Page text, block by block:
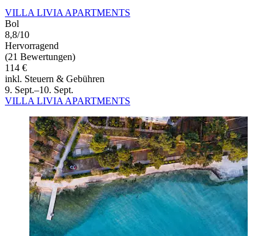
VILLA LIVIA APARTMENTS
Bol
8,8/10
Hervorragend
(21 Bewertungen)
114 €
inkl. Steuern & Gebühren
9. Sept.–10. Sept.
VILLA LIVIA APARTMENTS